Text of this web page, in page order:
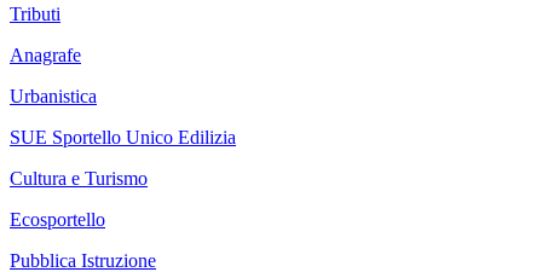
Tributi
Anagrafe
Urbanistica
SUE Sportello Unico Edilizia
Cultura e Turismo
Ecosportello
Pubblica Istruzione